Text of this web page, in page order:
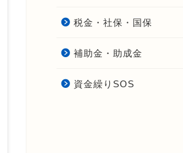
税金・社保・国保
補助金・助成金
資金繰りSOS